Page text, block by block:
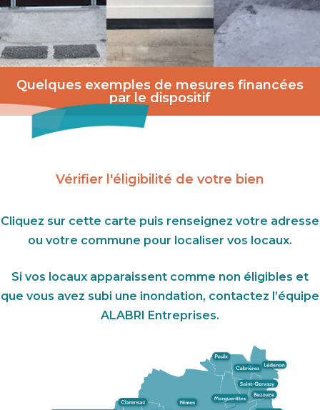
Quelques exemples de mesures financées
par le dispositif
Vérifier l'éligibilité de votre bien
Cliquez sur cette carte puis renseignez votre adresse
ou votre commune pour localiser vos locaux.
Si vos locaux apparaissent comme non éligibles et
que vous avez subi une inondation, contactez l’équipe
ALABRI Entreprises.